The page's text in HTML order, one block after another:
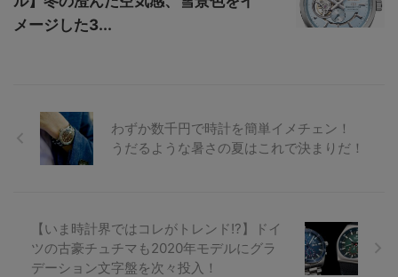
メージした3...
わずか数千円で時計を簡単イメチェン！
うだるような暑さの夏はこれで決まりだ！
【いま時計界ではコレがトレンド!?】ドイ
ツの古豪チュチマも2020年モデルにグラ
デーション文字盤を次々投入！